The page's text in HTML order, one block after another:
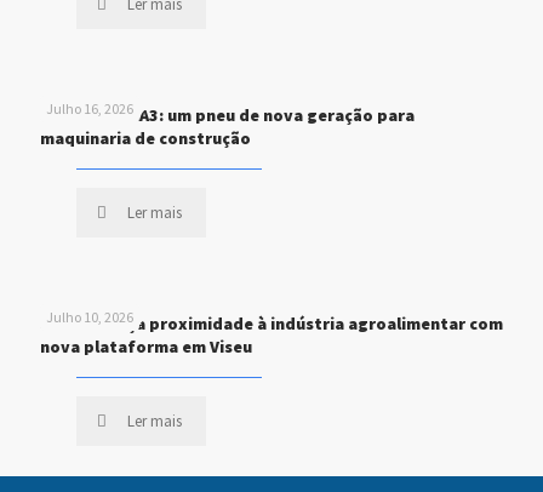
Ler mais
Julho 16, 2026
MICHELIN XHA3: um pneu de nova geração para
maquinaria de construção
Ler mais
Julho 10, 2026
STEF reforça proximidade à indústria agroalimentar com
nova plataforma em Viseu
Ler mais